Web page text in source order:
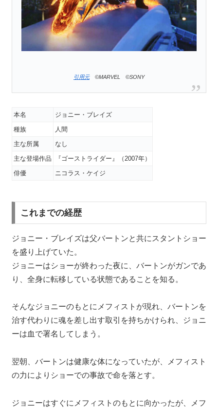
引用元©MARVEL ©SONY
本名
ジョニー・ブレイズ
種族
人間
主な所属
なし
主な登場作品
『ゴーストライダー』（2007年）
俳優
ニコラス・ケイジ
これまでの経歴
ジョニー・ブレイズは父バートンと共にスタントショー
を盛り上げていた。
ジョニーはショーが終わった夜に、バートンがガンであ
り、全身に転移している状態であることを知る。
そんなジョニーのもとにメフィストが現れ、バートンを
治す代わりに魂を差し出す取引を持ちかけられ、ジョニ
ーは血で署名してしまう。
翌朝、バートンは健康な体になっていたが、メフィスト
の力によりショーでの事故で命を落とす。
ジョニーはすぐにメフィストのもとに向かったが、メフ